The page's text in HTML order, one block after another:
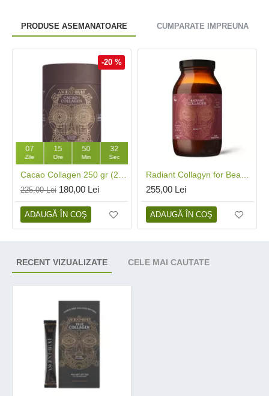
PRODUSE ASEMANATOARE CUMPARATE IMPREUNA
-20 %
07
Zile
15
Ore
50
Min
31
Sec
225,00 Lei 180,00 Lei
ADAUGĂ ÎN COŞ
255,00 Lei
ADAUGĂ ÎN COŞ
RECENT VIZUALIZATE CELE MAI CAUTATE